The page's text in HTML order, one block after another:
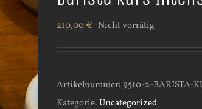
210,00€ Nicht vorrätig
Artikelnummer:9510-2-BARISTA-
Kategorie:Uncategorized